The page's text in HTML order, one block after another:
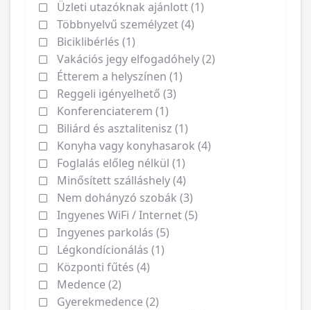
Üzleti utazóknak ajánlott (1)
Többnyelvű személyzet (4)
Biciklibérlés (1)
Vakációs jegy elfogadóhely (2)
Étterem a helyszínen (1)
Reggeli igényelhető (3)
Konferenciaterem (1)
Biliárd és asztalitenisz (1)
Konyha vagy konyhasarok (4)
Foglalás előleg nélkül (1)
Minősített szálláshely (4)
Nem dohányzó szobák (3)
Ingyenes WiFi / Internet (5)
Ingyenes parkolás (5)
Légkondícionálás (1)
Központi fűtés (4)
Medence (2)
Gyerekmedence (2)